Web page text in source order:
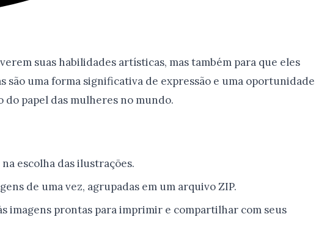
suas habilidades artísticas, mas também para que eles
são uma forma significativa de expressão e uma oportunidade
do papel das mulheres no mundo.
escolha das ilustrações.
de uma vez, agrupadas em um arquivo ZIP.
imagens prontas para imprimir e compartilhar com seus